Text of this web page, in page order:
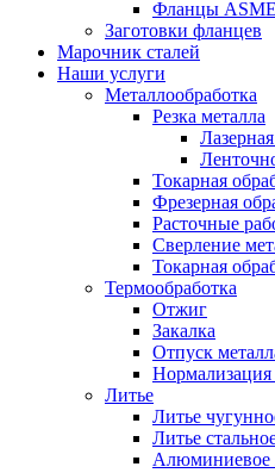
Фланцы
Заготовки фланцев
Марочник сталей
Наши услуги
Металлообработка
Резка металла
Токарная
Фрезерная
Расточные
Сверление
Токарная
Термообработка
Отжиг
Закалка
Отпуск
Нормализация
Литье
Литье
Литье
Алюминиевое